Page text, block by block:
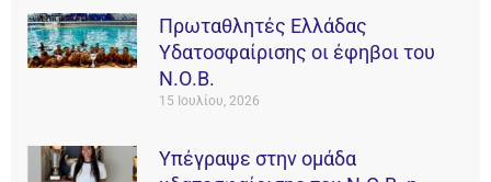
Πρωταθλητές Ελλάδας
Υδατοσφαίρισης οι έφηβοι του
Ν.Ο.Β.
15 Ιουλίου, 2026
Υπέγραψε στην ομάδα